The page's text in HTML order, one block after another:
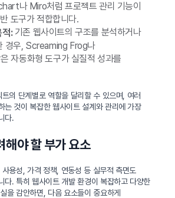
나 Miro처럼 프로젝트 관리 기능이
도구가 적합합니다.
적:기존 웹사이트의 구조를 분석하거나
경우, Screaming Frog나
자동화형 도구가 실질적 성과를
의 단계별로 역할을 달리할 수 있으며, 여러
는 것이 복잡한 웹사이트 설계와 관리에 가장
다.
해야 할 부가 요소
용성, 가격 정책, 연동성 등 실무적 측면도
다. 특히 웹사이트 개발 환경이 복잡하고 다양한
을 감안하면, 다음 요소들이 중요하게